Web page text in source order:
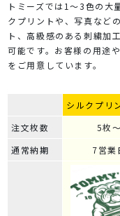
トミーズでは1～3色の大
クプリントや、写真など
ト、高級感のある刺繍加
可能です。お客様の用途
をご用意しています。
シルクプリ
注文枚数
5枚～
通常納期
7営業